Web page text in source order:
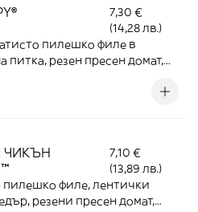
7,30 €
(14,28 лв.)
пилешко филе в
питка, резен пресен домат,
ЧИКЪН
7,10 €
(13,89 лв.)
пилешко филе, лентички
резени пресен домат,